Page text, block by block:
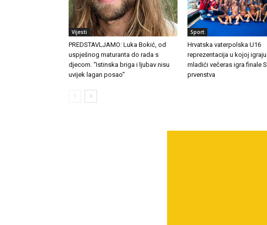
Vijesti
PREDSTAVLJAMO: Luka Bokić, od
uspješnog maturanta do rada s
djecom. “Istinska briga i ljubav nisu
uvijek lagan posao“
Sport
Hrvatska vaterpolska U16
reprezentacija u kojoj
mladići večeras igra finale
prvenstva